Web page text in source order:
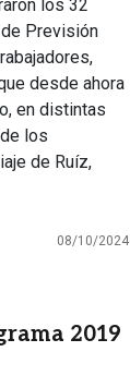
los 32
Previsión
desde ahora
en distintas
los
de Ruíz,
08/10/2024
2019